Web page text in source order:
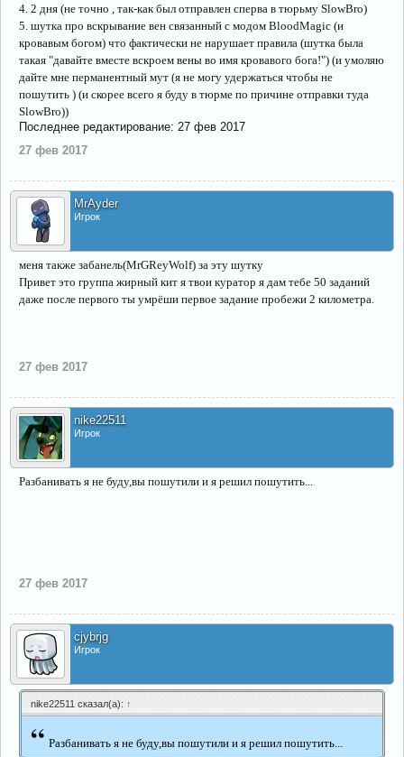
4. 2 дня (не точно , так-как был отправлен сперва в тюрьму SlowBro)
5. шутка про вскрывание вен связанный с модом BloodMagic (и
кровавым богом) что фактически не нарушает правила (шутка была
такая "давайте вместе вскроем вены во имя кровавого бога!") (и умоляю
дайте мне перманентный мут (я не могу удержаться чтобы не
пошутить ) (и скорее всего я буду в тюрме по причине отправки туда
SlowBro))
Последнее редактирование: 27 фев 2017
27 фев 2017
MrAyder
Игрок
меня также забанель(MrGReyWolf) за эту шутку
Привет это группа жирный кит я твои куратор я дам тебе 50 заданий
даже после первого ты умрёши первое задание пробежи 2 километра.
27 фев 2017
nike22511
Игрок
Разбанивать я не буду,вы пошутили и я решил пошутить...
27 фев 2017
cjybrjg
Игрок
nike22511 сказал(а): ↑
“ Разбанивать я не буду,вы пошутили и я решил пошутить...